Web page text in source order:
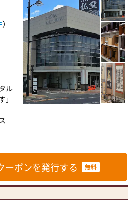
場
）
ル
）
ーポンを発行する 無料